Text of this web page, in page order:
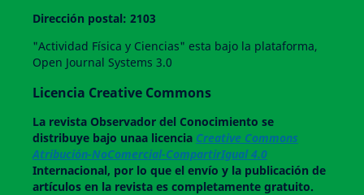
Dirección postal: 2103
"Actividad Física y Ciencias" esta bajo la plataforma,
Open Journal Systems 3.0
Licencia Creative Commons
La revistaObservador del Conocimiento se
distribuye bajo unaa licencia Creative Commons
Atribución-NoComercial-CompartirIgual 4.0
Internacional, por lo que el envío y la publicación de
artículos en la revista es completamente gratuito.